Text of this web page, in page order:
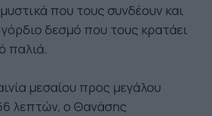
που τους συνδέουν και
δεσμό που τους κρατάει
παλιά.
μεσαίου προς μεγάλου
λεπτών, ο Θανάσης